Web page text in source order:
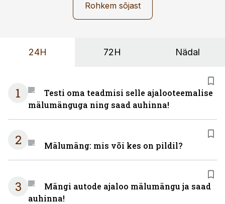
Rohkem sõjast
24H 72H Nädal
1
Testi oma teadmisi selle ajalooteemalise
mälumänguga ning saad auhinna!
2 Mälumäng: mis või kes on pildil?
3
Mängi autode ajaloo mälumängu ja saad
auhinna!